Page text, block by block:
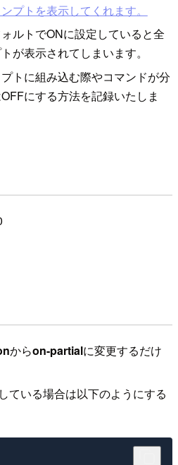
プトを表示してくれます。
ルトでONに設定していると全
が表示されてしまいます。
トに組み込む際やコマンドが分
にする方法を記録いたしま
からon-partialに変更するだけ
ている場合は以下のようにする